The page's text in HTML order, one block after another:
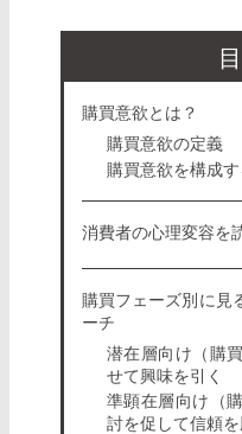
購買意欲とは？
購買意欲の定義
購買意欲を構成
消費者の心理変容を
購買フェーズ別に見
ーチ
潜在層向け（購
せて興味を引く
準顕在層向け（
討を促して信頼